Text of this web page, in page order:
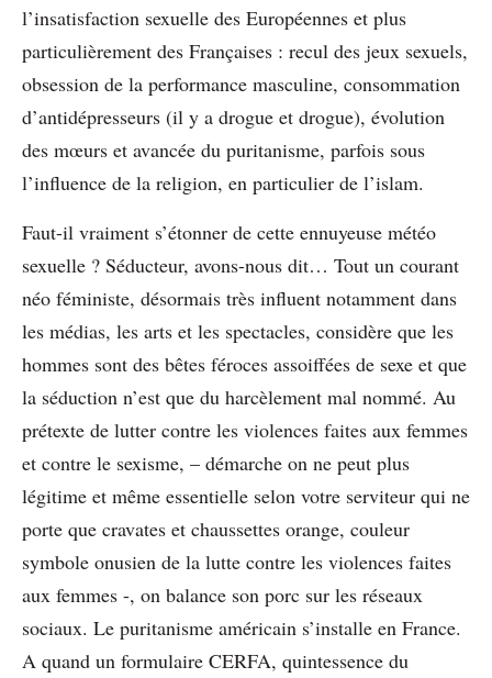
l’insatisfaction sexuelle des Européennes et plus
particulièrement des Françaises : recul des jeux sexuels,
obsession de la performance masculine, consommation
d’antidépresseurs (il y a drogue et drogue), évolution
des mœurs et avancée du puritanisme, parfois sous
l’influence de la religion, en particulier de l’islam.
Faut-il vraiment s’étonner de cette ennuyeuse météo
sexuelle ? Séducteur, avons-nous dit… Tout un courant
néo féministe, désormais très influent notamment dans
les médias, les arts et les spectacles, considère que les
hommes sont des bêtes féroces assoiffées de sexe et que
la séduction n’est que du harcèlement mal nommé. Au
prétexte de lutter contre les violences faites aux femmes
et contre le sexisme, – démarche on ne peut plus
légitime et même essentielle selon votre serviteur qui ne
porte que cravates et chaussettes orange, couleur
symbole onusien de la lutte contre les violences faites
aux femmes -, on balance son porc sur les réseaux
sociaux. Le puritanisme américain s’installe en France.
A quand un formulaire CERFA, quintessence du